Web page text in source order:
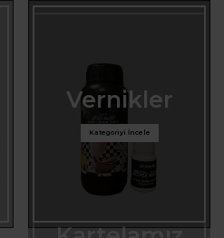
Vernikler
Kategoriyi İncele